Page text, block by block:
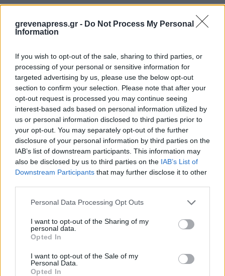
grevenapress.gr - Do Not Process My Personal
Information
If you wish to opt-out of the sale, sharing to third parties, or
processing of your personal or sensitive information for
targeted advertising by us, please use the below opt-out
section to confirm your selection. Please note that after your
opt-out request is processed you may continue seeing
interest-based ads based on personal information utilized by
us or personal information disclosed to third parties prior to
your opt-out. You may separately opt-out of the further
disclosure of your personal information by third parties on the
IAB’s list of downstream participants. This information may
also be disclosed by us to third parties on the IAB’s List of
Downstream Participants that may further disclose it to other
Personal Data Processing Opt Outs
I want to opt-out of the Sharing of my
personal data.
Opted In
I want to opt-out of the Sale of my
Personal Data.
Opted In
Διακόσμηση
Διατροφή
Υγεία
Sexuality